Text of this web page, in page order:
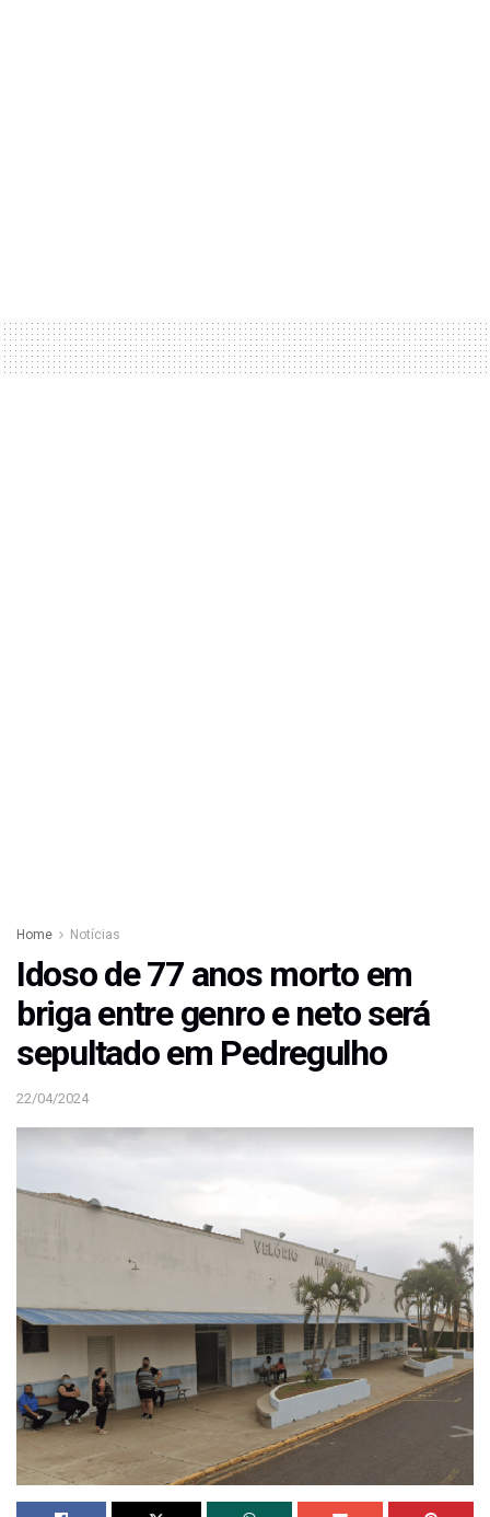
Home Notícias
Idoso de 77 anos morto em
briga entre genro e neto será
sepultado em Pedregulho
22/04/2024